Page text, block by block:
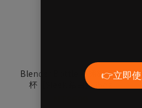
Blender Bottle 不鏽鋼搖搖
杯【Sleek 鉛白】25oz